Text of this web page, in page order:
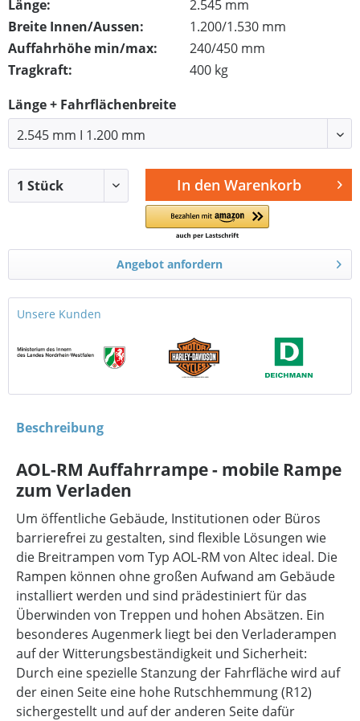
Länge:
2.545 mm
Breite Innen/Aussen:
1.200/1.530 mm
Auffahrhöhe min/max:
240/450 mm
Tragkraft:
400 kg
Länge + Fahrflächenbreite
In den Warenkorb
Angebot anfordern
Unsere Kunden
Beschreibung
AOL-RM Auffahrrampe - mobile Rampe
zum Verladen
Um öffentliche Gebäude, Institutionen oder Büros
barrierefrei zu gestalten, sind flexible Lösungen wie
die Breitrampen vom Typ AOL-RM von Altec ideal. Die
Rampen können ohne großen Aufwand am Gebäude
installiert werden und sind prädestiniert für das
Überwinden von Treppen und hohen Absätzen. Ein
besonderes Augenmerk liegt bei den Verladerampen
auf der Witterungsbeständigkeit und Sicherheit:
Durch eine spezielle Stanzung der Fahrfläche wird auf
der einen Seite eine hohe Rutschhemmung (R12)
sichergestellt und auf der anderen Seite dafür